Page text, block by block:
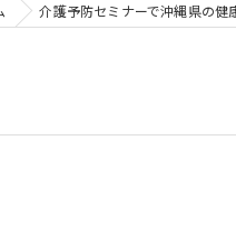
介護予防セミナーで沖縄県の